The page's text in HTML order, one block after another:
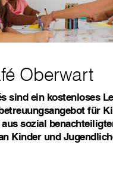
Oberwart
sind ein kostenloses
für
sozial
Kinder und